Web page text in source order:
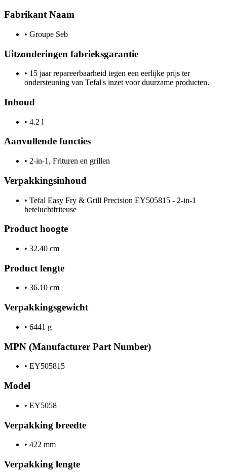
Fabrikant Naam
• Groupe Seb
Uitzonderingen fabrieksgarantie
• 15 jaar repareerbaarheid tegen een eerlijke prijs ter
ondersteuning van Tefal's inzet voor duurzame producten.
Inhoud
• 4.2 l
Aanvullende functies
• 2-in-1, Frituren en grillen
Verpakkingsinhoud
• Tefal Easy Fry & Grill Precision EY505815 - 2-in-1
heteluchtfriteuse
Product hoogte
• 32.40 cm
Product lengte
• 36.10 cm
Verpakkingsgewicht
• 6441 g
MPN (Manufacturer Part Number)
• EY505815
Model
• EY5058
Verpakking breedte
• 422 mm
Verpakking lengte